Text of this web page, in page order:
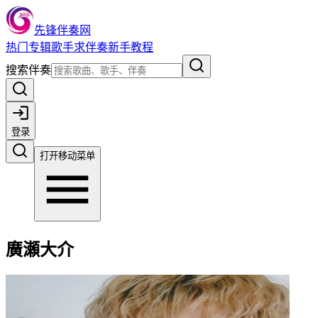
先锋伴奏网
热门 专辑歌手求伴奏新手教程
搜索伴奏
登录
打开移动菜单
廣瀬大介